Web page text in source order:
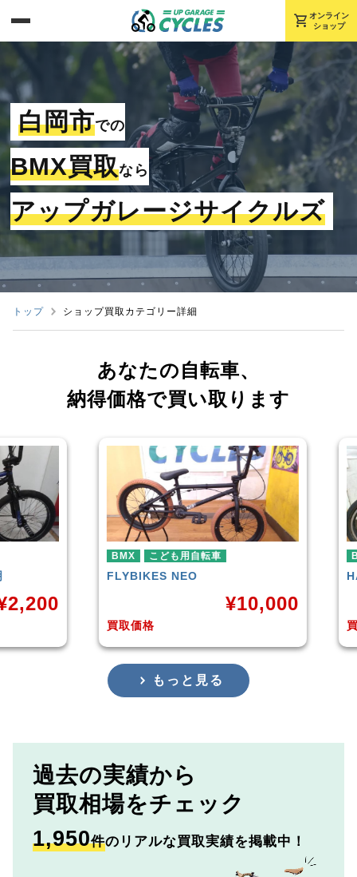
shopping_cart オンライン
ショップ
白岡市での
BMX買取なら
アップガレージサイクルズ
トップ ショップ買取カテゴリー詳細
あなたの自転車、
納得価格で買い取ります
BMX
HARO
もっと見る
過去の実績から
買取相場をチェック
1,950件のリアルな買取実績を掲載中！